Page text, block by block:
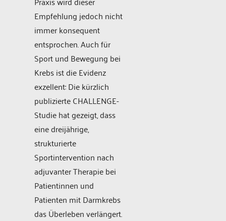
Empfehlung jedoch nicht
immer konsequent
entsprochen. Auch für
Sport und Bewegung bei
Krebs ist die Evidenz
exzellent: Die kürzlich
publizierte CHALLENGE-
Studie hat gezeigt, dass
eine dreijährige,
strukturierte
Sportintervention nach
adjuvanter Therapie bei
Patientinnen und
Patienten mit Darmkrebs
das Überleben verlängert.